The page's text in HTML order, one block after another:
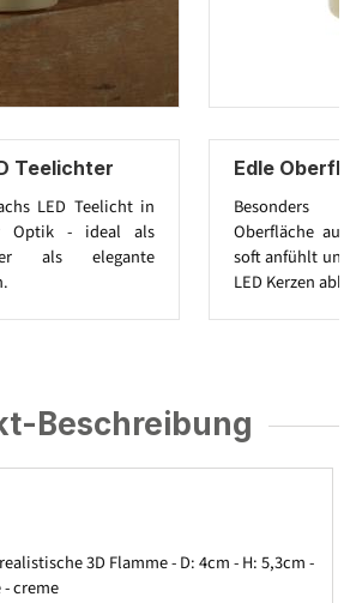
Teelichter
LED Teelicht in
Optik - ideal als
als elegante
Edle
Oberfläche
soft anfühlt
LED Kerzen
Beschreibung
3D Flamme - D: 4cm - H: 5,3cm -
creme